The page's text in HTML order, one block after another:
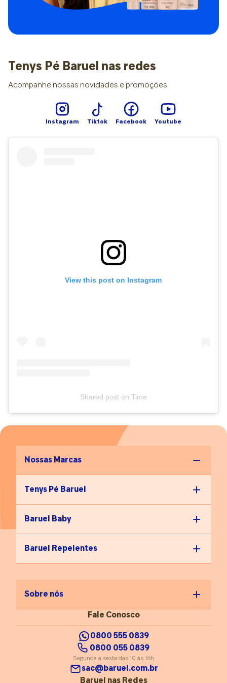
reduzem o atrito. Mateus Jerônimo também observa que, em
bruscos”, orienta. Diagnóstico e tratamento O diagnóstico é
clínico. Ou seja, é essencial ir ao ortopedista, que identifica a
queixa típica e localiza o ponto doloroso ao pressionar o
espaço entre os dedos. Exames como ultrassonografia e
ressonância magnética confirmam o espessamento do nervo
e afastam outras possibilidades, se houver dúvidas. A boa
notícia é que, na maioria dos casos, a solução também é
pode voltar mesmo após a cirurgia. O ortopedista observa
que alguns pacientes acabam desenvolvendo uma cicatriz
sensível no local, portanto, é fundamental manter as medidas
Tenys Pé Baruel nas redes
Acompanhe nossas novidades e promoções
Instagram Tiktok Facebook Youtube
View this post on Instagram
Shared poston Time
Nossas Marcas
Tenys Pé Baruel
Baruel Baby
Baruel Repelentes
Sobre nós
Fale Conosco
0800 555 0839
0800 055 0839
Segunda a sexta das 10 às 16h
sac@baruel.com.br
Baruel nas Redes